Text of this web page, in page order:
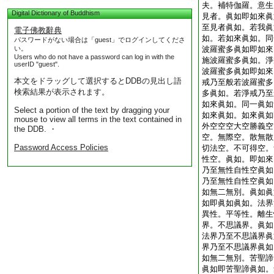
Digital Dictionary of Buddhism
電子佛教辭典
パスワードがない場合は「guest」でログインしてくださ
い。
Users who do not have a password can log in with the
userID "guest".
本文をドラッグして選択するとDDBの見出し語
検索結果が表示されます。
Select a portion of the text by dragging your
mouse to view all terms in the text contained in
the DDB. ・
Password Access Policies
夫。補特伽羅。意
見者。眞如即如來
至見者眞如。若我
如。若如來眞如。
波羅蜜多眞如即如
施波羅蜜多眞如。
波羅蜜多眞如即如
戒乃至般若波羅蜜
多眞如。若淨戒乃
如來眞如。同一眞
如來眞如。如來眞
外空空空大空勝義
空。無際空。散無
切法空。不可得空
性空。眞如。即如
乃至無性自性空眞
乃至無性自性空眞
如無二無別。眞如
如即眞如眞如。法
異性。平等性。離
界。不思議界。眞
法界乃至不思議界
界乃至不思議界眞
如無二無別。苦聖
眞如即苦聖諦眞如